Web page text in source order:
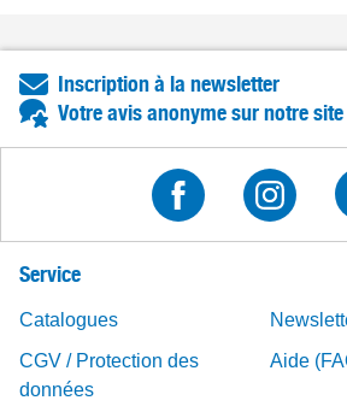
Inscription à la newsletter
Votre avis anonyme sur notre
Service
Catalogues
CGV / Protection des
données
Aide